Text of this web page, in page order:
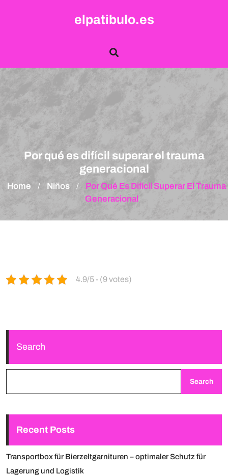
elpatibulo.es
Por qué es difícil superar el trauma
generacional
Home / Niños /
Por Qué Es Difícil Superar El Trauma
Generacional
4.9/5 - (9 votes)
Search
Search
Recent Posts
Transportbox für Bierzeltgarnituren – optimaler Schutz für
Lagerung und Logistik